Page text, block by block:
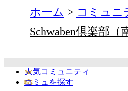
ホーム コミュニ
Schwaben倶楽部（
人気コミュニティ
コミュを探す